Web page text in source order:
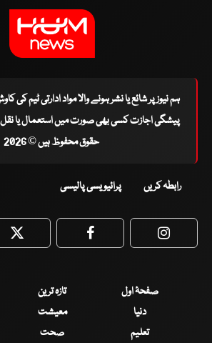
ہم نیوز پر شائع یا نشر ہونے والا مواد ادارتی ٹیم کی
پیشگی اجازت کسی بھی صورت میں استعمال یا نقل
حقوق محفوظ ہیں © 2026
رابطہ کریں پرائیویسی پالیسی
Twitter Facebook
صفحۂ اول تازہ ترین
دنیا
معیشت
تعلیم
صحت